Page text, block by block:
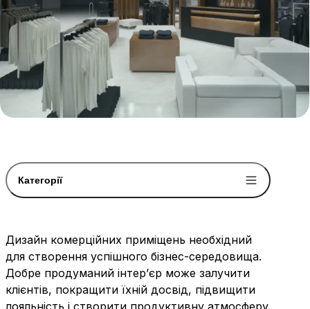
Категорії
Дизайн комерційних приміщень необхідний
для створення успішного бізнес-середовища.
Добре продуманий інтер’єр може залучити
клієнтів, покращити їхній досвід, підвищити